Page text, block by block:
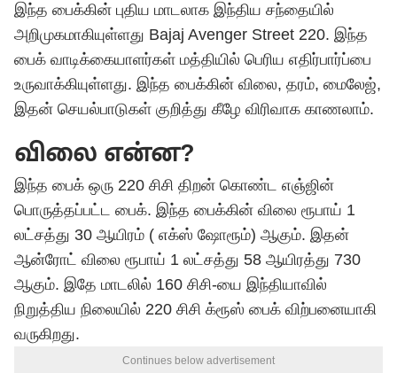
இந்த பைக்கின் புதிய மாடலாக இந்திய சந்தையில்
அறிமுகமாகியுள்ளது Bajaj Avenger Street 220. இந்த
பைக் வாடிக்கையாளர்கள் மத்தியில் பெரிய எதிர்பார்ப்பை
உருவாக்கியுள்ளது. இந்த பைக்கின் விலை, தரம், மைலேஜ்,
இதன் செயல்பாடுகள் குறித்து கீழே விரிவாக காணலாம்.
விலை என்ன?
இந்த பைக் ஒரு 220 சிசி திறன் கொண்ட எஞ்ஜின்
பொருத்தப்பட்ட பைக். இந்த பைக்கின் விலை ரூபாய் 1
லட்சத்து 30 ஆயிரம் ( எக்ஸ் ஷோரூம்) ஆகும். இதன்
ஆன்ரோட் விலை ரூபாய் 1 லட்சத்து 58 ஆயிரத்து 730
ஆகும். இதே மாடலில் 160 சிசி-யை இந்தியாவில்
நிறுத்திய நிலையில் 220 சிசி க்ரூஸ் பைக் விற்பனையாகி
வருகிறது.
Continues below advertisement